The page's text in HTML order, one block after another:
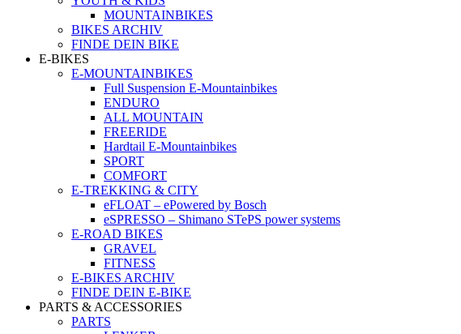
MOUNTAINBIKES
BIKES ARCHIV
FINDE DEIN BIKE
E-BIKES
E-MOUNTAINBIKES
Full Suspension E-Mountainbikes
ENDURO
ALL MOUNTAIN
FREERIDE
Hardtail E-Mountainbikes
SPORT
COMFORT
E-TREKKING & CITY
eFLOAT – ePowered by Bosch
eSPRESSO – Shimano STePS power systems
E-ROAD BIKES
GRAVEL
FITNESS
E-BIKES ARCHIV
FINDE DEIN E-BIKE
PARTS & ACCESSORIES
PARTS